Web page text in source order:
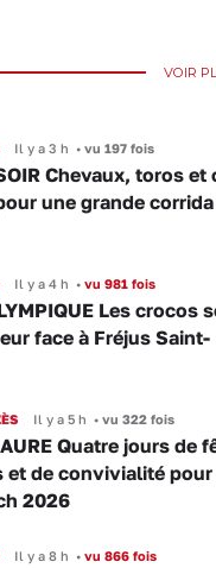
VOIR
Il y a 3 h •vu 197 fois
Chevaux, toros et
une grande corrida
Il y a 4 h •vu 981 fois
Les crocos
face à Fréjus Saint-
Il y a 5 h •vu 322 fois
Quatre jours de
et de convivialité pour
2026
Il y a 8 h •vu 866 fois